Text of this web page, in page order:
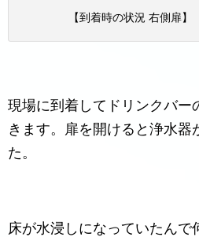
【到着時の状況 右側扉】
現場に到着してドリンクバー
きます。扉を開けると浄水器
た。
床が水浸しになっていたんで